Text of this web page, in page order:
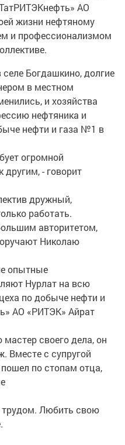
АО
жизни нефтяному
и профессионализмом
Богдашкино, долгие
в местном
и хозяйства
нефтяника и
нефти и газа №1 в
огромной
другим, - говорит
дружный,
работать.
авторитетом,
Николаю
опытные
Нурлат на всю
по добыче нефти и
АО «РИТЭК» Айрат
своего дела, он
Вместе с супругой
по стопам отца,
трудом. Любить свою